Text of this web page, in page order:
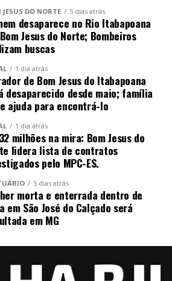
JESUS DO NORTE 5 dias atrás
desaparece no Rio Itabapoana
Jesus do Norte; Bombeiros
buscas
1 dia atrás
de Bom Jesus do Itabapoana
desaparecido desde maio; família
ajuda para encontrá-lo
1 dia atrás
milhões na mira: Bom Jesus do
lidera lista de contratos
pelo MPC-ES.
5 dias atrás
morta e enterrada dentro de
em São José do Calçado será
em MG